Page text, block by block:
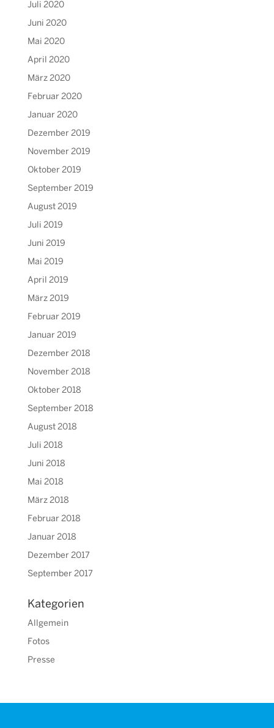
Juli 2020
Juni 2020
Mai 2020
April 2020
März 2020
Februar 2020
Januar 2020
Dezember 2019
November 2019
Oktober 2019
September 2019
August 2019
Juli 2019
Juni 2019
Mai 2019
April 2019
März 2019
Februar 2019
Januar 2019
Dezember 2018
November 2018
Oktober 2018
September 2018
August 2018
Juli 2018
Juni 2018
Mai 2018
März 2018
Februar 2018
Januar 2018
Dezember 2017
September 2017
Kategorien
Allgemein
Fotos
Presse